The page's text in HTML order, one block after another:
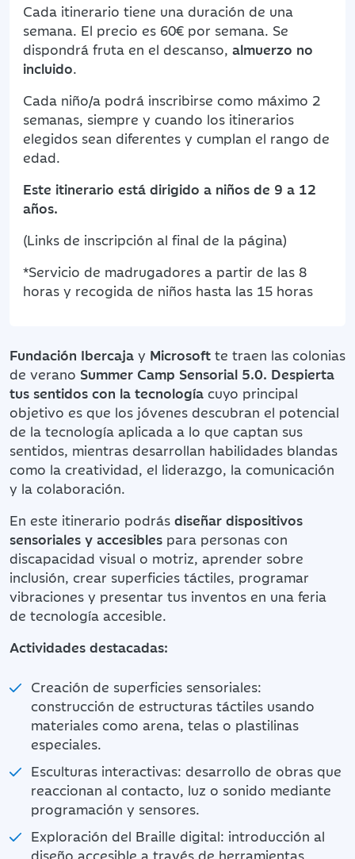
Cada itinerario tiene una duración de una
semana. El precio es 60€ por semana. Se
dispondrá fruta en el descanso, almuerzo no
incluido.
Cada niño/a podrá inscribirse como máximo 2
semanas, siempre y cuando los itinerarios
elegidos sean diferentes y cumplan el rango de
edad.
Este itinerario está dirigido a niños de 9 a 12
años.
(Links de inscripción al final de la página)
*Servicio de madrugadores a partir de las 8
horas y recogida de niños hasta las 15 horas
Fundación Ibercaja y Microsoft te traen las colonias
de verano Summer Camp Sensorial 5.0. Despierta
tus sentidos con la tecnología cuyo principal
objetivo es que los jóvenes descubran el potencial
de la tecnología aplicada a lo que captan sus
sentidos, mientras desarrollan habilidades blandas
como la creatividad, el liderazgo, la comunicación
y la colaboración.
En este itinerario podrás diseñar dispositivos
sensoriales y accesibles para personas con
discapacidad visual o motriz, aprender sobre
inclusión, crear superficies táctiles, programar
vibraciones y presentar tus inventos en una feria
de tecnología accesible.
Actividades destacadas:
Creación de superficies sensoriales:
construcción de estructuras táctiles usando
materiales como arena, telas o plastilinas
especiales.
Esculturas interactivas: desarrollo de obras que
reaccionan al contacto, luz o sonido mediante
programación y sensores.
Exploración del Braille digital: introducción al
diseño accesible a través de herramientas